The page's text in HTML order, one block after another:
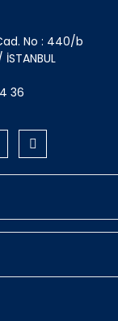
No : 440/b
36